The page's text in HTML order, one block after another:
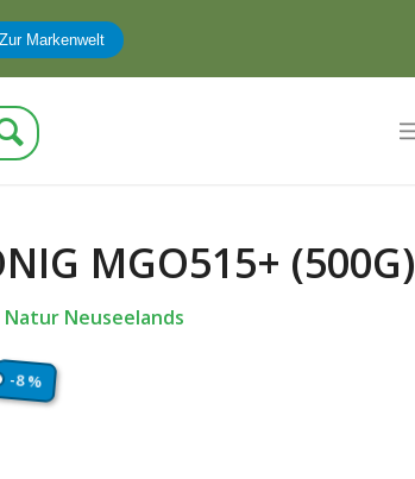
Zur Markenwelt
MGO515+ (500G)
Neuseelands
-8 %